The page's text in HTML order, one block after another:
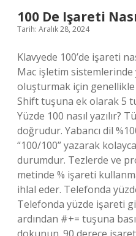
100 De Işareti
Tarih: Aralık 28, 2024
Klavyede 100’de işareti
Mac işletim
oluşturmak için genellikle
Shift tuşuna ek olarak 5
Yüzde 100 nasıl yazılır?
doğrudur. Yabancı dil
“100/100” yazarak
durumdur. Tezlerde ve
metinde % işareti
ihlal eder. Telefonda
Telefonda yüzde işareti
ardından #+= tuşuna